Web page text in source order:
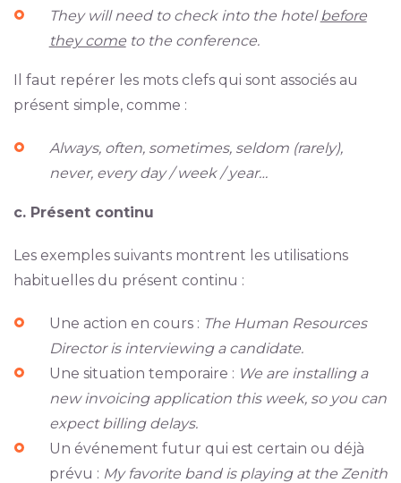
They will need to check into the hotelbefore
they cometo the conference.
Il faut repérer les mots clefs qui sont associés au
présent simple, comme :
Always, often, sometimes, seldom (rarely),
never, every day / week / year…
c. Présent continu
Les exemples suivants montrent les utilisations
habituelles du présent continu :
Une action en cours : The Human Resources
Director is interviewing a candidate.
Une situation temporaire : We are installing a
new invoicing application this week, so you can
expect billing delays.
Un événement futur qui est certain ou déjà
prévu : My favorite band is playing at the Zenith